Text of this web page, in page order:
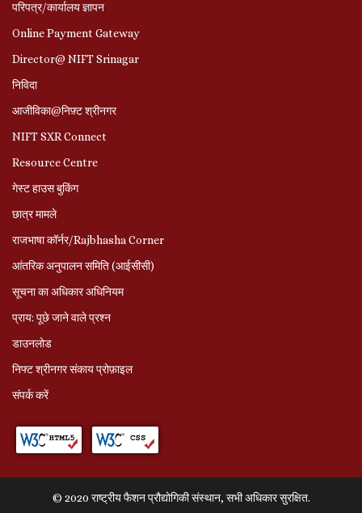
परिपत्र/कार्यालय ज्ञापन
Online Payment Gateway
Director@ NIFT Srinagar
निविदा
आजीविका@निफ़्ट श्रीनगर
NIFT SXR Connect
Resource Centre
गेस्ट हाउस बुकिंग
छात्र मामले
राजभाषा कॉर्नर/Rajbhasha Corner
आंतरिक अनुपालन समिति (आईसीसी)
सूचना का अधिकार अधिनियम
प्राय: पूछे जाने वाले प्रश्‍न
डाउनलोड
निफ्ट श्रीनगर संकाय प्रोफ़ाइल
संपर्क करें
© 2020 राष्ट्रीय फैशन प्रौद्योगिकी संस्थान, सभी अधिकार सुरक्षित.